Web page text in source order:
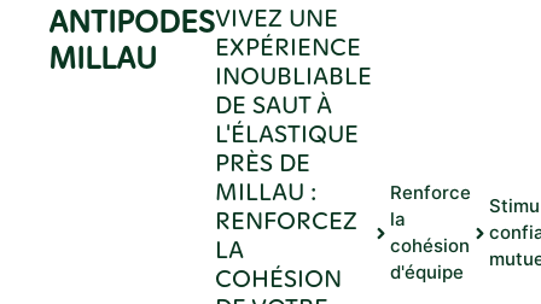
ANTIPODES
MILLAU
VIVEZ UNE
EXPÉRIENCE
INOUBLIABLE
DE SAUT À
L'ÉLASTIQUE
PRÈS DE
MILLAU :
RENFORCEZ
LA
COHÉSION
Renforce
la
cohésion
d'équipe